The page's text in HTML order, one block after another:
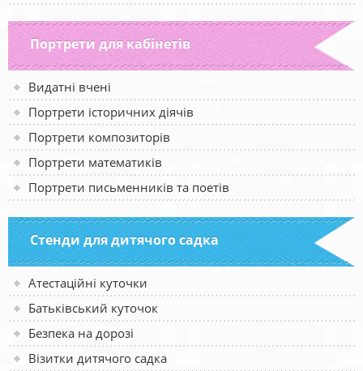
Портрети для кабінетів
Видатні вчені
Портрети історичних діячів
Портрети композиторів
Портрети математиків
Портрети письменників та поетів
Стенди для дитячого садка
Атестаційні куточки
Батьківський куточок
Безпека на дорозі
Візитки дитячого садка